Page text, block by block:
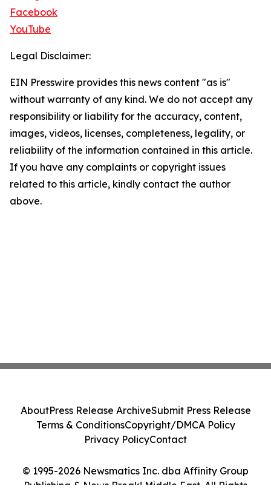
Facebook
YouTube
Legal Disclaimer:
EIN Presswire provides this news content "as is"
without warranty of any kind. We do not accept any
responsibility or liability for the accuracy, content,
images, videos, licenses, completeness, legality, or
reliability of the information contained in this article.
If you have any complaints or copyright issues
related to this article, kindly contact the author
above.
© 1995-2026 Newsmatics Inc. dba Affinity Group
Publishing & News Break! Middle East. All Rights
AboutPress Release ArchiveSubmit Press Release
Terms & ConditionsCopyright/DMCA Policy
Privacy PolicyContact